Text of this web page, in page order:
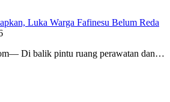
Luka Warga Fafinesu Belum Reda
Di balik pintu ruang perawatan dan…